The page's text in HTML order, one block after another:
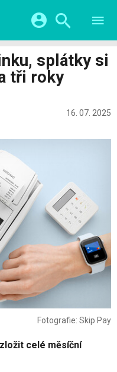
Microsoft
splátky si
tři roky
16. 07. 2025
Fotografie: Skip Pay
celé měsíční